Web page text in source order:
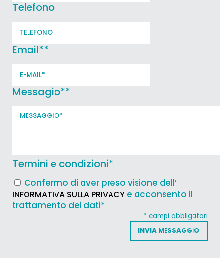
Telefono
Email**
Messagio**
Termini e condizioni*
Confermo di aver preso visione dell’
INFORMATIVA SULLA PRIVACY e acconsento il
trattamento dei dati*
* campi obbligatori